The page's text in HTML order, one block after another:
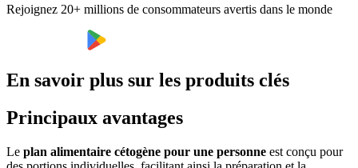
Rejoignez 20+ millions de consommateurs avertis dans le monde
En savoir plus sur les produits clés
Principaux avantages
Le plan alimentaire cétogène pour une personne est conçu pour